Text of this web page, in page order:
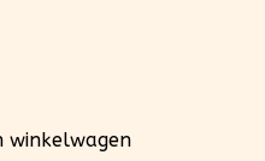
winkelwagen